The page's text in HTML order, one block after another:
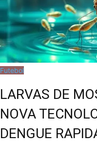
Futebol
LARVAS DE
NOVA
DENGUE